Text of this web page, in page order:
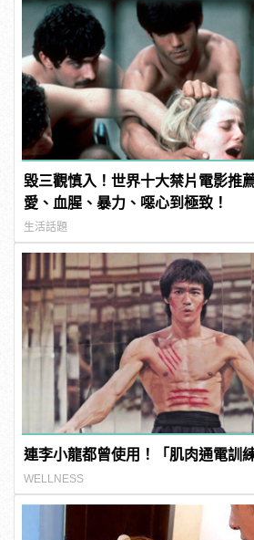
毀三觀慎入！世界十大禁片電影推
愛、血腥、暴力、噁心到極致！
生活話題
連李小龍都曾使用！「肌肉通電訓
WELLNESS